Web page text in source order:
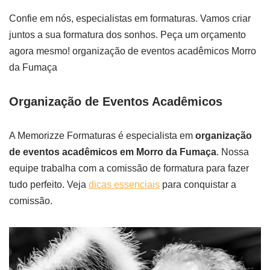
Confie em nós, especialistas em formaturas. Vamos criar
juntos a sua formatura dos sonhos. Peça um orçamento
agora mesmo! organização de eventos acadêmicos Morro
da Fumaça
Organização de Eventos Acadêmicos
A Memorizze Formaturas é especialista em organização
de eventos acadêmicos em Morro da Fumaça. Nossa
equipe trabalha com a comissão de formatura para fazer
tudo perfeito. Veja dicas essenciais para conquistar a
comissão.